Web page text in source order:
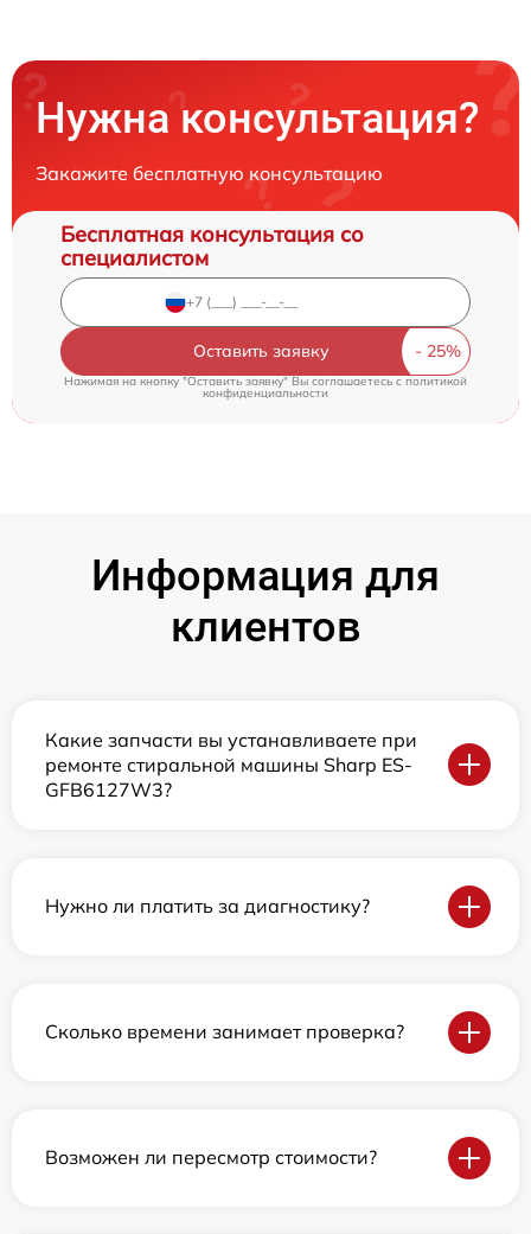
Нужна консультация?
Закажите бесплатную консультацию
Бесплатная консультация со
специалистом
Оставить заявку
Нажимая на кнопку "Оставить заявку" Вы соглашаетесь cполитикой
конфиденциальности
Информация для
клиентов
Какие запчасти вы устанавливаете при
ремонте стиральной машины Sharp ES-
GFB6127W3?
Нужно ли платить за диагностику?
Сколько времени занимает проверка?
Возможен ли пересмотр стоимости?